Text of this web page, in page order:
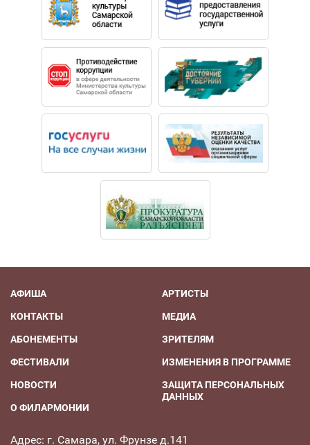
Поэма для альта и симфонического оркестра,
Концерты для фортепиано с оркестром, для саксофона
с оркестром; цикл песен о Самаре. Все эти
произведения с успехом звучали в городах губернии, а
фортепианный концерт в исполнении автора прозвучал
по Центральному телевидению. Произведения
Шевердина созданы в русле лучших традиций
классической музыки. Они отличаются ясностью и в то
же время современны по языку. Особое место в
творчестве Вячеслава Шевердина занимает музыка
для детей — фортепианные и скрипичные циклы для
начинающих музыкантов, большое количество песен.
АФИША
КОНТАКТЫ
АБОНЕМЕНТЫ
ФЕСТИВАЛИ
НОВОСТИ
О ФИЛАРМОНИИ
АРТИСТЫ
МЕДИА
ЗРИТЕЛЯМ
ИЗМЕНЕНИЯ В ПРОГРАММЕ
ЗАЩИТА ПЕРСОНАЛЬНЫХ
ДАННЫХ
Адрес: г. Самара, ул. Фрунзе д.141